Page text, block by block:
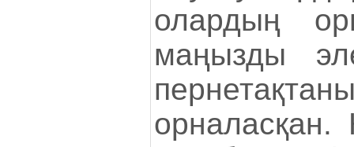
олардың
маңызды
орналасқан.